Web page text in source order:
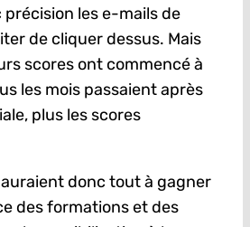
précision les e-mails de
de cliquer dessus. Mais
scores ont commencé à
les mois passaient après
plus les scores
donc tout à gagner
des formations et des